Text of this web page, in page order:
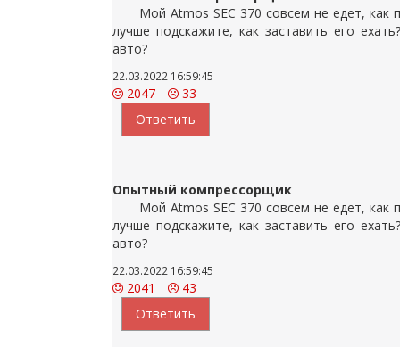
Мой Atmos SEC 370 совсем не едет, как
лучше подскажите, как заставить его
авто?
22.03.2022 16:59:45
2047
33
Ответить
Опытный компрессорщик
Мой Atmos SEC 370 совсем не едет, как
лучше подскажите, как заставить его
авто?
22.03.2022 16:59:45
2041
43
Ответить